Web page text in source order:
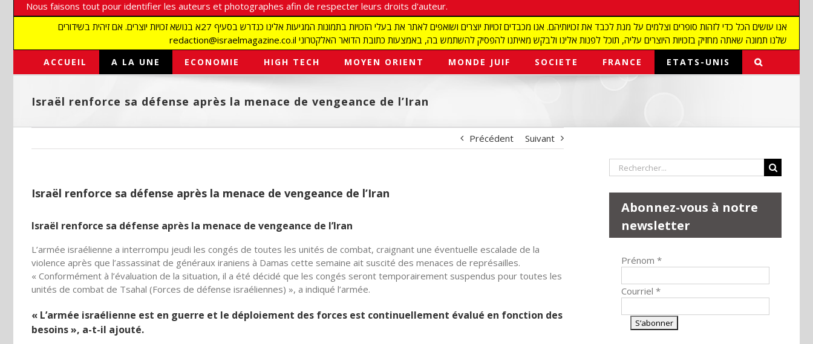
Nous faisons tout pour identifier les auteurs et photographes afin de respecter leurs droits d'auteur.
אנו עושים הכל כדי לזהות סופרים וצלמים על מנת לכבד את זכויותיהם. אנו מכבדים זכויות יוצרים ושואפים לאתר את בעלי הזכויות בתמונות המגיעות אלינו כנדרש בסעיף 27א בנושא זכויות יוצרים. אם זיהית בשידורים
redaction@israelmagazine.co.il שלנו תמונה שאתה מחזיק בזכויות היוצרים עליה, תוכל לפנות אלינו ולבקש מאיתנו להפסיק להשתמש בה, באמצעות כתובת הדואר האלקטרוני
ACCUEIL A LA UNE ECONOMIE HIGH TECH MOYEN ORIENT MONDE JUIF SOCIETE FRANCE ETATS-UNIS
Israël renforce sa défense après la menace de vengeance de l’Iran
Précédent Suivant
Israël renforce sa défense après la menace de vengeance de l’Iran
Israël renforce sa défense après la menace de vengeance de l’Iran
L’armée israélienne a interrompu jeudi les congés de toutes les unités de combat, craignant une éventuelle escalade de la
violence après que l’assassinat de généraux iraniens à Damas cette semaine ait suscité des menaces de représailles.
« Conformément à l’évaluation de la situation, il a été décidé que les congés seront temporairement suspendus pour toutes les
unités de combat de Tsahal (Forces de défense israéliennes) », a indiqué l’armée.
« L’armée israélienne est en guerre et le déploiement des forces est continuellement évalué en fonction des
besoins », a-t-il ajouté.
Rechercher:
Abonnez-vous à notre
newsletter
Prénom *
Courriel *